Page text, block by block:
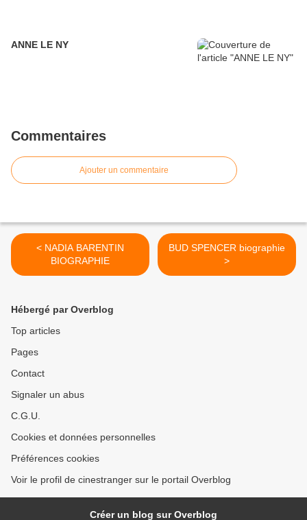
ANNE LE NY
Commentaires
Ajouter un commentaire
< NADIA BARENTIN
BIOGRAPHIE
BUD SPENCER biographie
>
Hébergé par Overblog
Top articles
Pages
Contact
Signaler un abus
C.G.U.
Cookies et données personnelles
Préférences cookies
Voir le profil de cinestranger sur le portail Overblog
Créer un blog sur Overblog